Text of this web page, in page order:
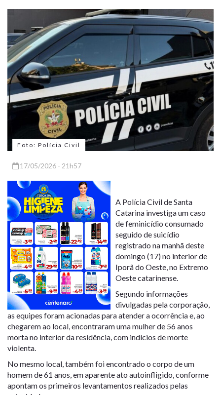
Foto: Polícia Civil
17/05/2026 - 21h57
A Polícia Civil de Santa
Catarina investiga um caso
de feminicídio consumado
seguido de suicídio
registrado na manhã deste
domingo (17) no interior de
Iporã do Oeste, no Extremo
Oeste catarinense.
Segundo informações
divulgadas pela corporação,
as equipes foram acionadas para atender a ocorrência e, ao
chegarem ao local, encontraram uma mulher de 56 anos
morta no interior da residência, com indícios de morte
violenta.
No mesmo local, também foi encontrado o corpo de um
homem de 61 anos, em aparente ato autoinfligido, conforme
apontam os primeiros levantamentos realizados pelas